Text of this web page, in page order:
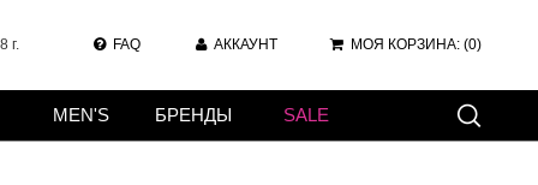
г. FAQ АККАУНТ МОЯ КОРЗИНА: (0)
MEN'S БРЕНДЫ SALE